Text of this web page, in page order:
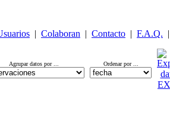
| Colaboran | Contacto | F.A.Q. |
Agrupar datos por ... Ordenar por ...